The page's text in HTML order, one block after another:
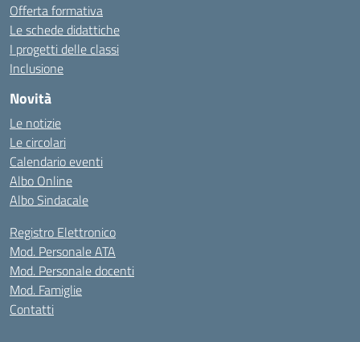
Offerta formativa
Le schede didattiche
I progetti delle classi
Inclusione
Novità
Le notizie
Le circolari
Calendario eventi
Albo Online
Albo Sindacale
Registro Elettronico
Mod. Personale ATA
Mod. Personale docenti
Mod. Famiglie
Contatti